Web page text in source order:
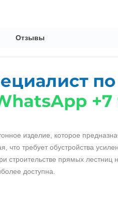
Отзывы
изделие, которое
что требует обустройства
строительстве прямых
доступна.